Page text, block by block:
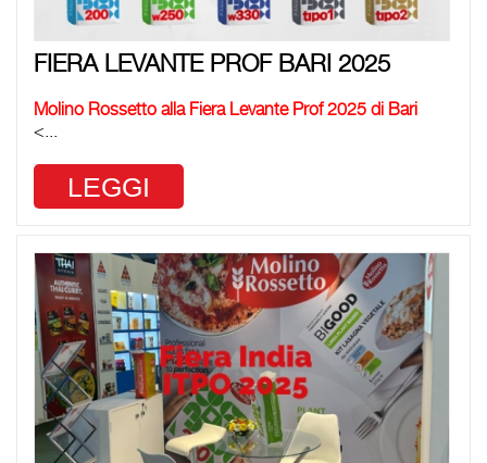
FIERA LEVANTE PROF BARI 2025
Molino Rossetto alla Fiera Levante Prof 2025 di Bari
<...
LEGGI